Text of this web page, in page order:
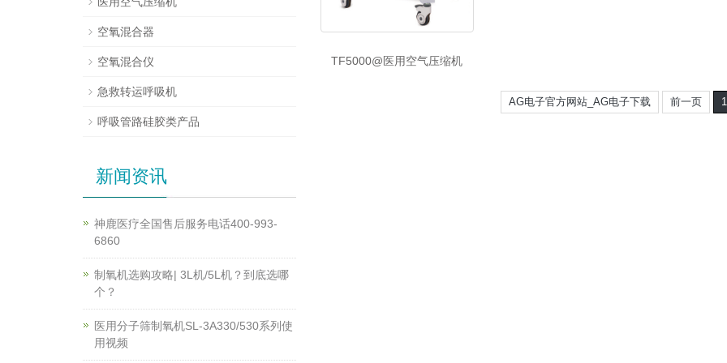
TF5000@医用空气压缩机
AG电子官方网站_AG电子下载 前一页 1
空氧混合器
空氧混合仪
急救转运呼吸机
呼吸管路硅胶类产品
新闻资讯
神鹿医疗全国售后服务电话400-993-
6860
制氧机选购攻略| 3L机/5L机？到底选哪
个？
医用分子筛制氧机SL-3A330/530系列使
用视频